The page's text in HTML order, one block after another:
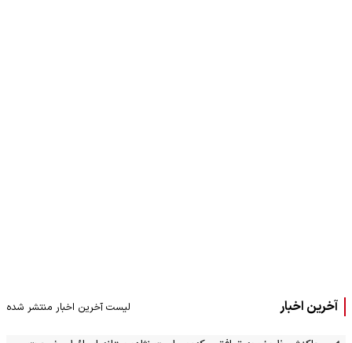
آخرین اخبار لیست آخرین اخبار منتشر شده